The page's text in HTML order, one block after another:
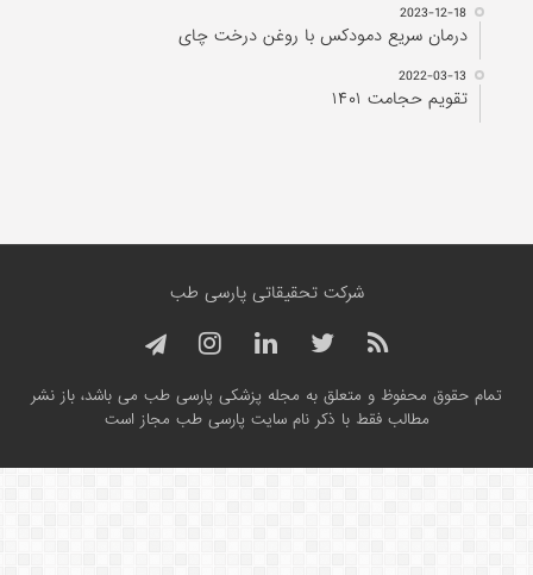
2023-12-18
درمان سریع دمودکس با روغن درخت چای
2022-03-13
تقویم حجامت ۱۴۰۱
شرکت تحقیقاتی پارسی طب
تمام حقوق محفوظ و متعلق به مجله پزشکی پارسی طب می باشد، باز نشر
مطالب فقط با ذکر نام سایت پارسی طب مجاز است